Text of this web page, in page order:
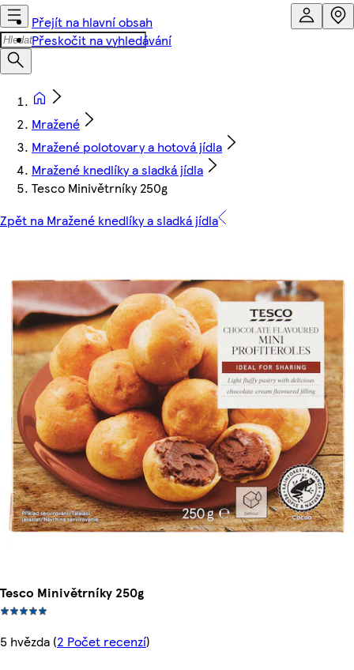
Přejít na hlavní obsah
Přeskočit na vyhledávání
Mražené
Mražené polotovary a hotová jídla
Mražené knedlíky a sladká jídla
Tesco Minivětrníky 250g
Zpět na Mražené knedlíky a sladká jídla
Tesco Minivětrníky 250g
5 hvězda (2 Počet recenzí)